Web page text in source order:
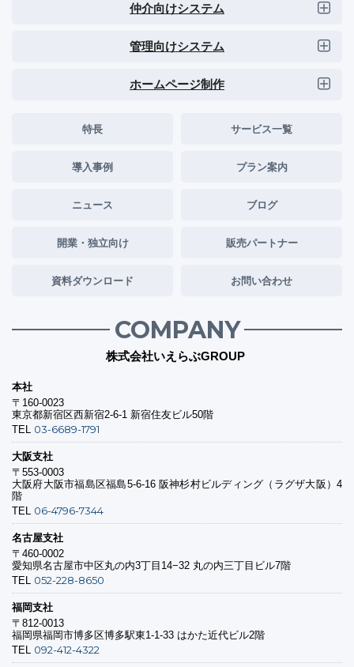
仲介向けシステム
管理向けシステム
ホームページ制作
特長 サービス一覧
導入事例 プラン案内
ニュース ブログ
開業・独立向け 販売パートナー
資料ダウンロード お問い合わせ
COMPANY
株式会社いえらぶGROUP
本社
〒160-0023
東京都新宿区西新宿2-6-1 新宿住友ビル50階
TEL 03-6689-1791
大阪支社
〒553-0003
大阪府大阪市福島区福島5-6-16 阪神杉村ビルディング（ラグザ大阪）4
階
TEL 06-4796-7344
名古屋支社
〒460-0002
愛知県名古屋市中区丸の内3丁目14−32 丸の内三丁目ビル7階
TEL 052-228-8650
福岡支社
〒812-0013
福岡県福岡市博多区博多駅東1-1-33 はかた近代ビル2階
TEL 092-412-4322